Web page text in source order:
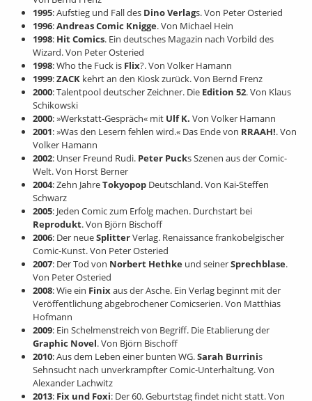
1995: Aufstieg und Fall des Dino Verlags. Von Peter Osteried
1996:Andreas Comic Knigge. Von Michael Hein
1998: Hit Comics. Ein deutsches Magazin nach Vorbild des
Wizard. Von Peter Osteried
1998: Who the Fuck is Flix?. Von Volker Hamann
1999:ZACK kehrt an den Kiosk zurück. Von Bernd Frenz
2000: Talentpool deutscher Zeichner. Die Edition 52. Von Klaus
Schikowski
2000: »Werkstatt-Gespräch« mit Ulf K. Von Volker Hamann
2001: »Was den Lesern fehlen wird.« Das Ende von RRAAH!. Von
Volker Hamann
2002: Unser Freund Rudi. Peter Pucks Szenen aus der Comic-
Welt. Von Horst Berner
2004: Zehn JahreTokyopop Deutschland. Von Kai-Steffen
Schwarz
2005: Jeden Comic zum Erfolg machen. Durchstart bei
Reprodukt. Von Björn Bischoff
2006: Der neueSplitterVerlag. Renaissance frankobelgischer
Comic-Kunst. Von Peter Osteried
2007: Der Tod von Norbert Hethke und seinerSprechblase.
Von Peter Osteried
2008: Wie ein Finixaus der Asche. Ein Verlag beginnt mit der
Veröffentlichung abgebrochener Comicserien. Von Matthias
Hofmann
2009: Ein Schelmenstreich von Begriff. Die Etablierung der
Graphic Novel. Von Björn Bischoff
2010: Aus dem Leben einer bunten WG.Sarah Burrinis
Sehnsucht nach unverkrampfter Comic-Unterhaltung. Von
Alexander Lachwitz
2013: Fix und Foxi: Der 60. Geburtstag findet nicht statt. Von